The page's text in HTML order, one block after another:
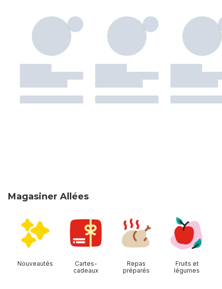
Magasiner Allées
Nouveautés
Cartes-
cadeaux
Repas
préparés
Fruits et
légumes